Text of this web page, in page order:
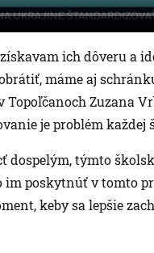
ich dôveru a
máme aj
Topoľčanoch Zuzana
je problém každej
dospelým, týmto
poskytnúť v tomto
keby sa lepšie